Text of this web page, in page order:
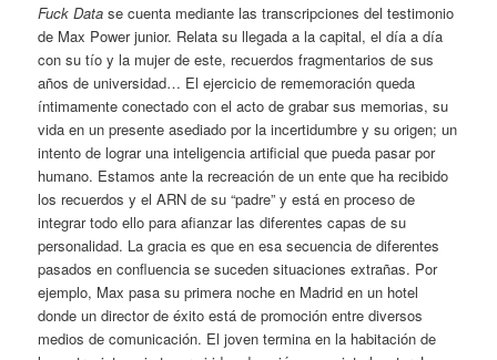
Fuck Data se cuenta mediante las transcripciones del testimonio
de Max Power junior. Relata su llegada a la capital, el día a día
con su tío y la mujer de este, recuerdos fragmentarios de sus
años de universidad… El ejercicio de rememoración queda
íntimamente conectado con el acto de grabar sus memorias, su
vida en un presente asediado por la incertidumbre y su origen; un
intento de lograr una inteligencia artificial que pueda pasar por
humano. Estamos ante la recreación de un ente que ha recibido
los recuerdos y el ARN de su “padre” y está en proceso de
integrar todo ello para afianzar las diferentes capas de su
personalidad. La gracia es que en esa secuencia de diferentes
pasados en confluencia se suceden situaciones extrañas. Por
ejemplo, Max pasa su primera noche en Madrid en un hotel
donde un director de éxito está de promoción entre diversos
medios de comunicación. El joven termina en la habitación de